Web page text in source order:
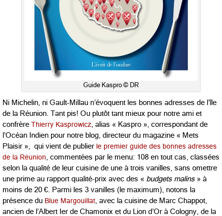
Guide Kaspro © DR
Ni Michelin, ni Gault-Millau n’évoquent les bonnes adresses de l’île
de la Réunion. Tant pis! Ou plutôt tant mieux pour notre ami et
confrère Thierry Kasprowicz , alias « Kaspro », correspondant de
l’Océan Indien pour notre blog, directeur du magazine « Mets
Plaisir », qui vient de publier le premier guide des bonnes adresses
de la Réunion , commentées par le menu: 108 en tout cas, classées
selon la qualité de leur cuisine de une à trois vanilles, sans omettre
une prime au rapport qualité-prix avec des « budgets malins » à
moins de 20 €. Parmi les 3 vanilles (le maximum), notons la
présence du Blue Margouillat , avec la cuisine de Marc Chappot,
ancien de l’Albert Ier de Chamonix et du Lion d’Or à Cologny, de la